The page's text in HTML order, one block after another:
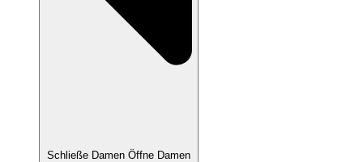
Schließe Damen Öffne Damen